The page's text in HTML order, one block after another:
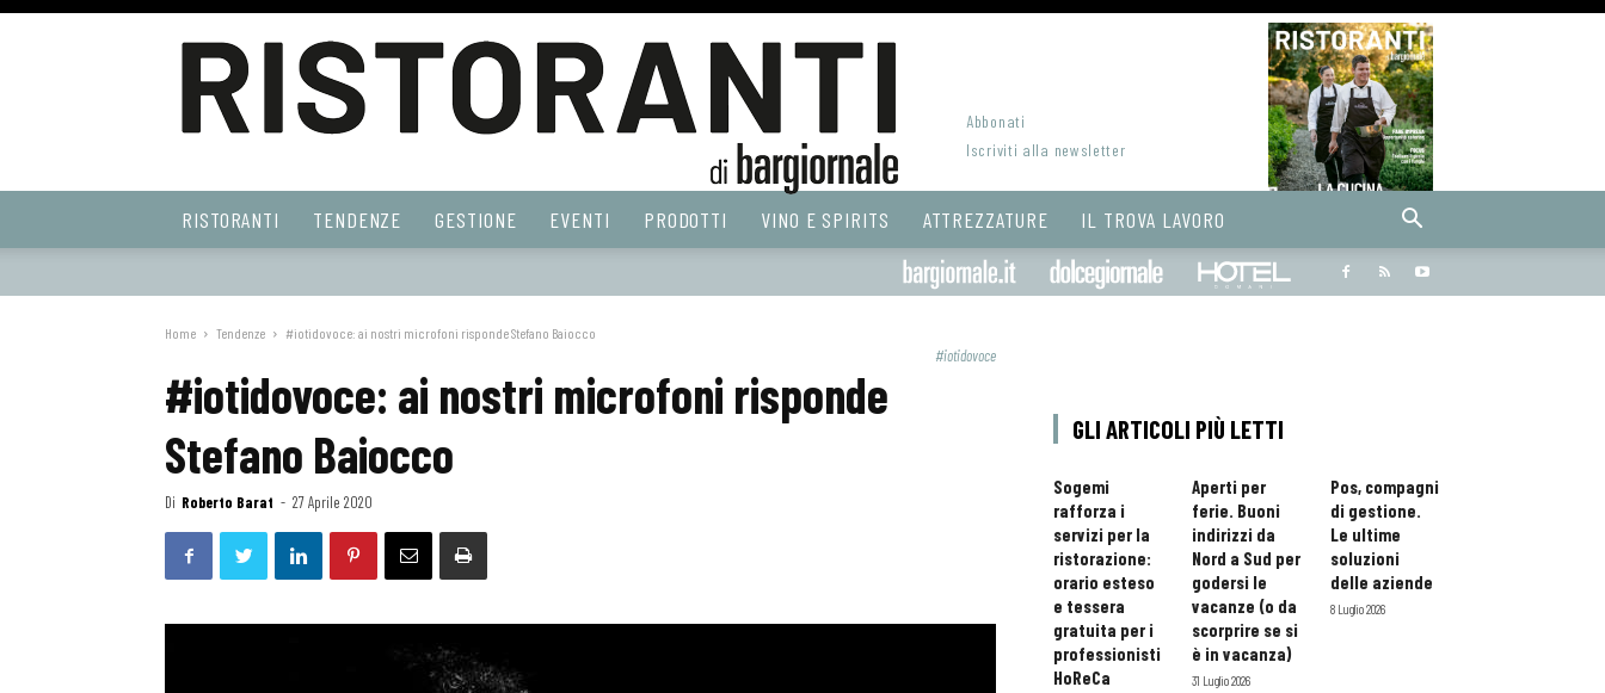
Web
Abbonati
Iscriviti alla newsletter
RISTORANTI TENDENZE GESTIONE EVENTI PRODOTTI VINO E SPIRITS ATTREZZATURE IL TROVA LAVORO
Bargiornale dolcegiornale
Home Tendenze #iotidovoce: ai nostri microfoni risponde Stefano Baiocco
#iotidovoce
#iotidovoce: ai nostri microfoni risponde
Stefano Baiocco
Di Roberto Barat - 27 Aprile 2020
GLI ARTICOLI PIÙ LETTI
Sogemi
rafforza i
servizi per la
ristorazione:
orario esteso
e tessera
gratuita per i
professionisti
HoReCa
Aperti per
ferie. Buoni
indirizzi da
Nord a Sud per
godersi le
vacanze (o da
scorprire se si
è in vacanza)
31 Luglio 2026
Pos, compagni
di gestione.
Le ultime
soluzioni
delle aziende
8 Luglio 2026